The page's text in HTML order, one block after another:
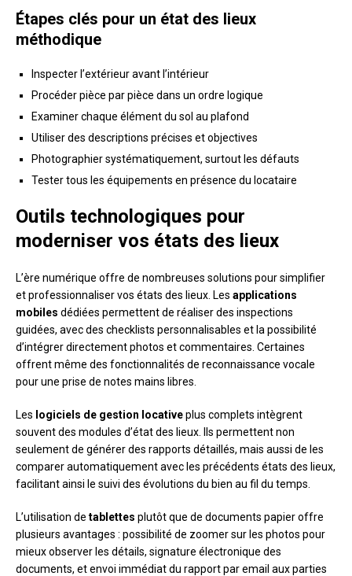
Étapes clés pour un état des lieux
méthodique
Inspecter l’extérieur avant l’intérieur
Procéder pièce par pièce dans un ordre logique
Examiner chaque élément du sol au plafond
Utiliser des descriptions précises et objectives
Photographier systématiquement, surtout les défauts
Tester tous les équipements en présence du locataire
Outils technologiques pour
moderniser vos états des lieux
L’ère numérique offre de nombreuses solutions pour simplifier
et professionnaliser vos états des lieux. Les applications
mobiles dédiées permettent de réaliser des inspections
guidées, avec des checklists personnalisables et la possibilité
d’intégrer directement photos et commentaires. Certaines
offrent même des fonctionnalités de reconnaissance vocale
pour une prise de notes mains libres.
Les logiciels de gestion locativeplus complets intègrent
souvent des modules d’état des lieux. Ils permettent non
seulement de générer des rapports détaillés, mais aussi de les
comparer automatiquement avec les précédents états des lieux,
facilitant ainsi le suivi des évolutions du bien au fil du temps.
L’utilisation de tablettes plutôt que de documents papier offre
plusieurs avantages : possibilité de zoomer sur les photos pour
mieux observer les détails, signature électronique des
documents, et envoi immédiat du rapport par email aux parties